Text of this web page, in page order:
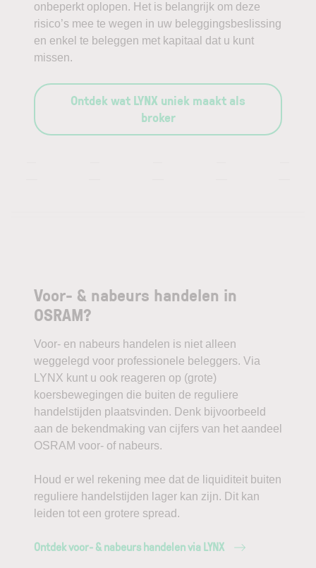
onbeperkt oplopen. Het is belangrijk om deze
risico’s mee te wegen in uw beleggingsbeslissing
en enkel te beleggen met kapitaal dat u kunt
missen.
Ontdek wat LYNX uniek maakt als
broker
Voor- & nabeurs handelen in
OSRAM?
Voor- en nabeurs handelen is niet alleen
weggelegd voor professionele beleggers. Via
LYNX kunt u ook reageren op (grote)
koersbewegingen die buiten de reguliere
handelstijden plaatsvinden. Denk bijvoorbeeld
aan de bekendmaking van cijfers van het aandeel
OSRAM voor- of nabeurs.
Houd er wel rekening mee dat de liquiditeit buiten
reguliere handelstijden lager kan zijn. Dit kan
leiden tot een grotere spread.
Ontdek voor- & nabeurs handelen via LYNX